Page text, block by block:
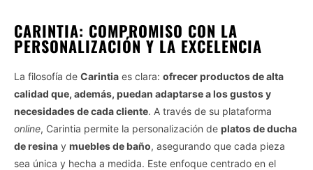
CARINTIA: COMPROMISO CON LA
PERSONALIZACIÓN Y LA EXCELENCIA
La filosofía de Carintia es clara: ofrecer productos de alta
calidad que, además, puedan adaptarse a los gustos y
necesidades de cada cliente. A través de su plataforma
online, Carintia permite la personalización de platos de ducha
de resina y muebles de baño, asegurando que cada pieza
sea única y hecha a medida. Este enfoque centrado en el